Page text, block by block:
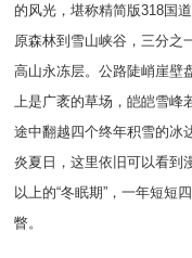
的风光，堪称精简版318国
原森林到雪山峡谷，三分之
高山永冻层。公路陡峭崖壁
上是广袤的草场，皑皑雪峰
途中翻越四个终年积雪的冰
炎夏日，这里依旧可以看到
以上的“冬眠期”，一年短短
瞥。